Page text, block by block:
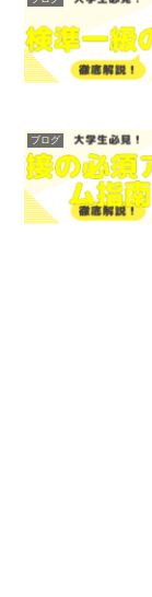
ブログ